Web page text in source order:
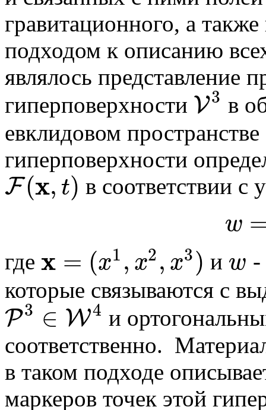
гравитационного, а
подходом к описанию
являлось представление
гиперповерхности V3
V3
в
евклидовом пространстве
гиперповерхности
F(x, t)
F(x в соответствии с
w
где x = (x1 , x2 , x3 )
x=(x ,x2,x и w
w
-
которые связываются с
P3 ∈ W4
P3∈
и
соответственно.
в таком подходе
маркеров точек этой